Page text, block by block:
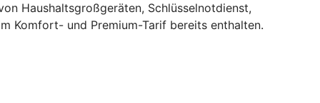
Haushaltsgroßgeräten, Schlüsselnotdienst,
Komfort- und Premium-Tarif bereits enthalten.